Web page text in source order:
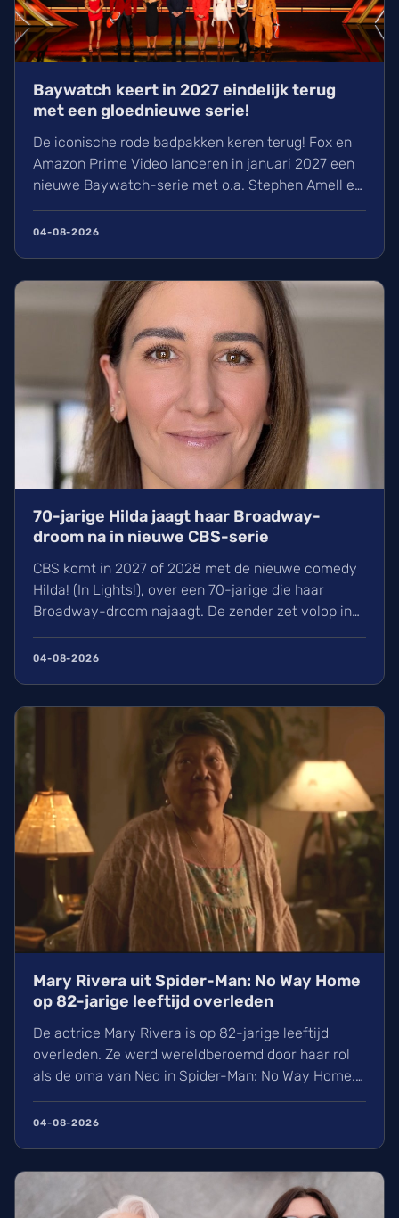
Baywatch keert in 2027 eindelijk terug
met een gloednieuwe serie!
De iconische rode badpakken keren terug! Fox en
Amazon Prime Video lanceren in januari 2027 een
nieuwe Baywatch-serie met o.a. Stephen Amell en
Shay Mitchell. We kunnen rekenen op 12 nieuwe
afleveringen én de originele seizoenen op Amazon
04-08-2026
70-jarige Hilda jaagt haar Broadway-
droom na in nieuwe CBS-serie
CBS komt in 2027 of 2028 met de nieuwe comedy
Hilda! (In Lights!), over een 70-jarige die haar
Broadway-droom najaagt. De zender zet volop in
op single-camera series en oudere
hoofdrolspelers. Daarnaast verwachten we
nieuwste plannen van CBS.
04-08-2026
Mary Rivera uit Spider-Man: No Way Home
op 82-jarige leeftijd overleden
De actrice Mary Rivera is op 82-jarige leeftijd
overleden. Ze werd wereldberoemd door haar rol
als de oma van Ned in Spider-Man: No Way Home.
Na een beroerte en een coma overleed ze op 4
augustus 2026 in Honolulu. Wij herinneren haar
04-08-2026